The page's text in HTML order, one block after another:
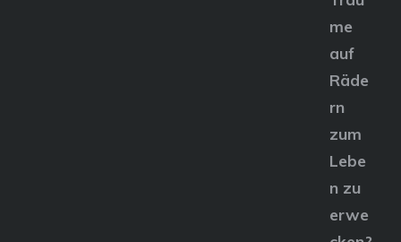
me
auf
Räde
rn
zum
Lebe
n zu
erwe